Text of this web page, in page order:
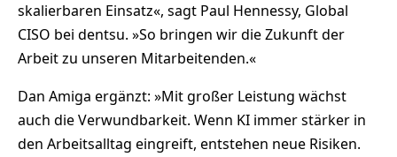
skalierbaren Einsatz«, sagt Paul Hennessy, Global
CISO bei dentsu. »So bringen wir die Zukunft der
Arbeit zu unseren Mitarbeitenden.«
Dan Amiga ergänzt: »Mit großer Leistung wächst
auch die Verwundbarkeit. Wenn KI immer stärker in
den Arbeitsalltag eingreift, entstehen neue Risiken.